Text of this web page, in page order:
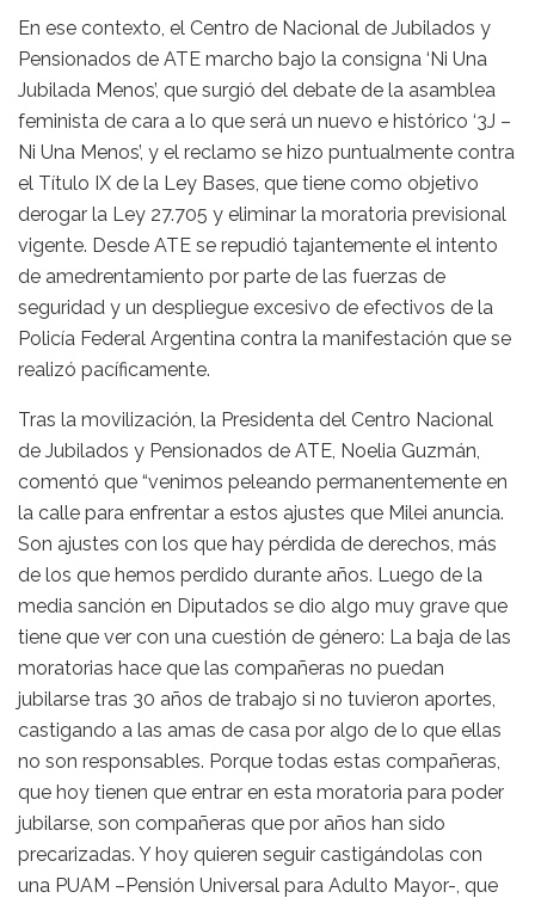
En ese contexto, el Centro de Nacional de Jubilados y
Pensionados de ATE marcho bajo la consigna ‘Ni Una
Jubilada Menos’, que surgió del debate de la asamblea
feminista de cara a lo que será un nuevo e histórico ‘3J –
Ni Una Menos’, y el reclamo se hizo puntualmente contra
el Título IX de la Ley Bases, que tiene como objetivo
derogar la Ley 27.705 y eliminar la moratoria previsional
vigente. Desde ATE se repudió tajantemente el intento
de amedrentamiento por parte de las fuerzas de
seguridad y un despliegue excesivo de efectivos de la
Policía Federal Argentina contra la manifestación que se
realizó pacíficamente.
Tras la movilización, la Presidenta del Centro Nacional
de Jubilados y Pensionados de ATE, Noelia Guzmán,
comentó que “venimos peleando permanentemente en
la calle para enfrentar a estos ajustes que Milei anuncia.
Son ajustes con los que hay pérdida de derechos, más
de los que hemos perdido durante años. Luego de la
media sanción en Diputados se dio algo muy grave que
tiene que ver con una cuestión de género: La baja de las
moratorias hace que las compañeras no puedan
jubilarse tras 30 años de trabajo si no tuvieron aportes,
castigando a las amas de casa por algo de lo que ellas
no son responsables. Porque todas estas compañeras,
que hoy tienen que entrar en esta moratoria para poder
jubilarse, son compañeras que por años han sido
precarizadas. Y hoy quieren seguir castigándolas con
una PUAM –Pensión Universal para Adulto Mayor-, que